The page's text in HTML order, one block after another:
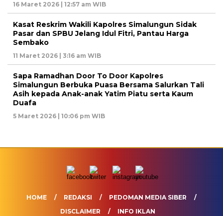
16 Maret 2026 | 12:57 am WIB
Kasat Reskrim Wakili Kapolres Simalungun Sidak
Pasar dan SPBU Jelang Idul Fitri, Pantau Harga
Sembako
11 Maret 2026 | 3:16 am WIB
Sapa Ramadhan Door To Door Kapolres
Simalungun Berbuka Puasa Bersama Salurkan Tali
Asih kepada Anak-anak Yatim Piatu serta Kaum
Duafa
5 Maret 2026 | 10:06 pm WIB
HOME REDAKSI
PEDOMAN MEDIA SIBER
DISCLAIMER
INFO IKLAN